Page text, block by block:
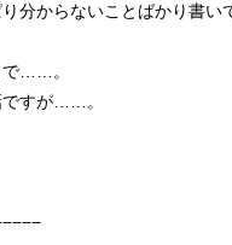
分からないことばかり書
で……。
ですが……。